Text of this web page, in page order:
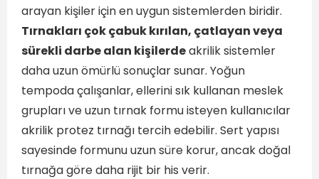
arayan kişiler için en uygun sistemlerden biridir.
Tırnakları çok çabuk kırılan, çatlayan veya
sürekli darbe alan kişilerdeakrilik sistemler
daha uzun ömürlü sonuçlar sunar. Yoğun
tempoda çalışanlar, ellerini sık kullanan meslek
grupları ve uzun tırnak formu isteyen kullanıcılar
akrilik protez tırnağı tercih edebilir. Sert yapısı
sayesinde formunu uzun süre korur, ancak doğal
tırnağa göre daha rijit bir his verir.